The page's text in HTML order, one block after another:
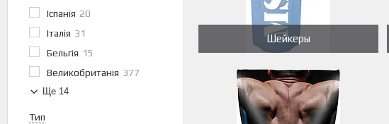
Іспанія 20
Італія 31
Бельгія 15
Великобританія 377
Ще 14
Тип
Шейкеры